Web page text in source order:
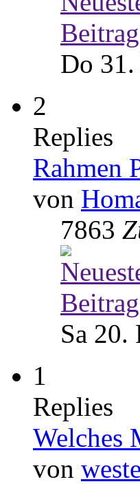
Do
2
Replies
Rahmen
von
7863
Sa 20.
1
Replies
Welches
von